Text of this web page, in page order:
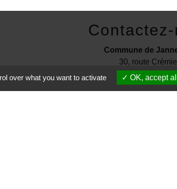
Commune de
30, route
38280 Janneyrias -
+33 4 78 32 02
over what you want to activate OK, accept all